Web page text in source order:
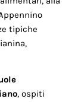
tipiche
, ospiti